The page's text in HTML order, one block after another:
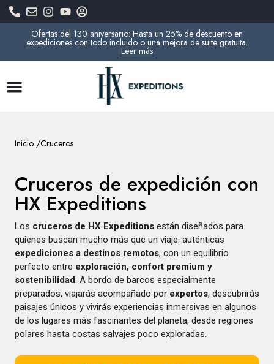
Ofertas del 130 aniversario: Hasta un 25% de descuento en
expediciones con todo incluido o una mejora de suite gratuita.
Leer más
Inicio /Cruceros
Cruceros de expedición con
HX Expeditions
Los cruceros de HX Expeditions están diseñados para
quienes buscan mucho más que un viaje: auténticas
expediciones a destinos remotos, con un equilibrio
perfecto entre exploración, confort premium y
sostenibilidad. A bordo de barcos especialmente
preparados, viajarás acompañado por expertos, descubrirás
paisajes únicos y vivirás experiencias inmersivas en algunos
de los lugares más fascinantes del planeta, desde regiones
polares hasta costas salvajes poco exploradas.